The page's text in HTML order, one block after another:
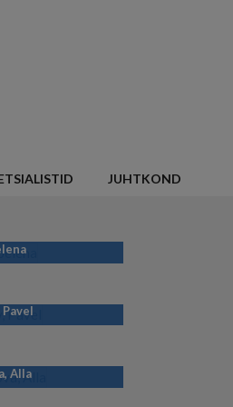
JUHTKOND
Alla